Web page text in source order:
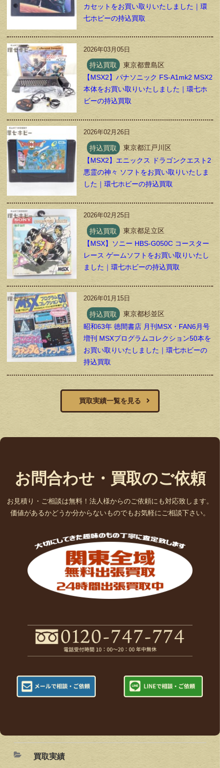
カセットをお買い取りいたしました｜環
七ホビーの持込買取
2026年03月05日
持込買取
東京都豊島区
【MSX2】パナソニック FS-A1mk2 MSX2
本体をお買い取りいたしました｜環七ホ
ビーの持込買取
2026年02月26日
持込買取
東京都江戸川区
【MSX2】エニックス ドラゴンクエスト2
悪霊の神々 ソフトをお買い取りいたしま
した｜環七ホビーの持込買取
2026年02月25日
持込買取
東京都足立区
【MSX】ソニー HBS-G050C コースター
レース ゲームソフトをお買い取りいたし
ました｜環七ホビーの持込買取
2026年01月15日
持込買取
東京都杉並区
昭和63年 徳間書店 月刊MSX・FAN6月号
増刊 MSXプログラムコレクション50本を
お買い取りいたしました｜環七ホビーの
持込買取
買取実績一覧を見る
お問合わせ・買取のご依頼
お見積り・ご相談は無料！法人様からのご依頼にも対応致します。
価値があるかどうか分からないものでもお気軽にご相談下さい。
買取実績